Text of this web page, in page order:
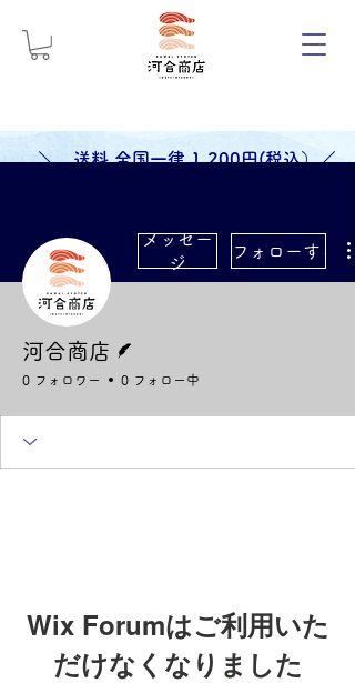
＼ 送料 全国一律 1,200円(税込）／
メッセー
ジ
フォローする
河合商店
0 フォロワー 0 フォロー中
Wix Forumはご利用いた
だけなくなりました